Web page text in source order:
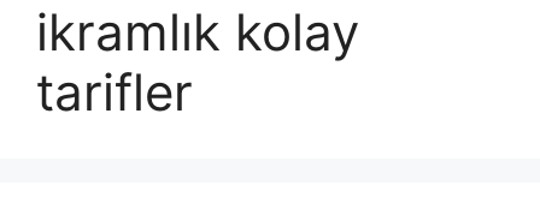
ikramlık kolay
tarifler